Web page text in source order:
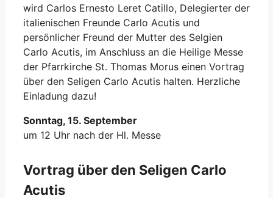
wird Carlos Ernesto Leret Catillo, Delegierter der
italienischen Freunde Carlo Acutis und
persönlicher Freund der Mutter des Selgien
Carlo Acutis, im Anschluss an die Heilige Messe
der Pfarrkirche St. Thomas Morus einen Vortrag
über den Seligen Carlo Acutis halten. Herzliche
Einladung dazu!
Sonntag, 15. September
um 12 Uhr nach der Hl. Messe
Vortrag über den Seligen Carlo
Acutis